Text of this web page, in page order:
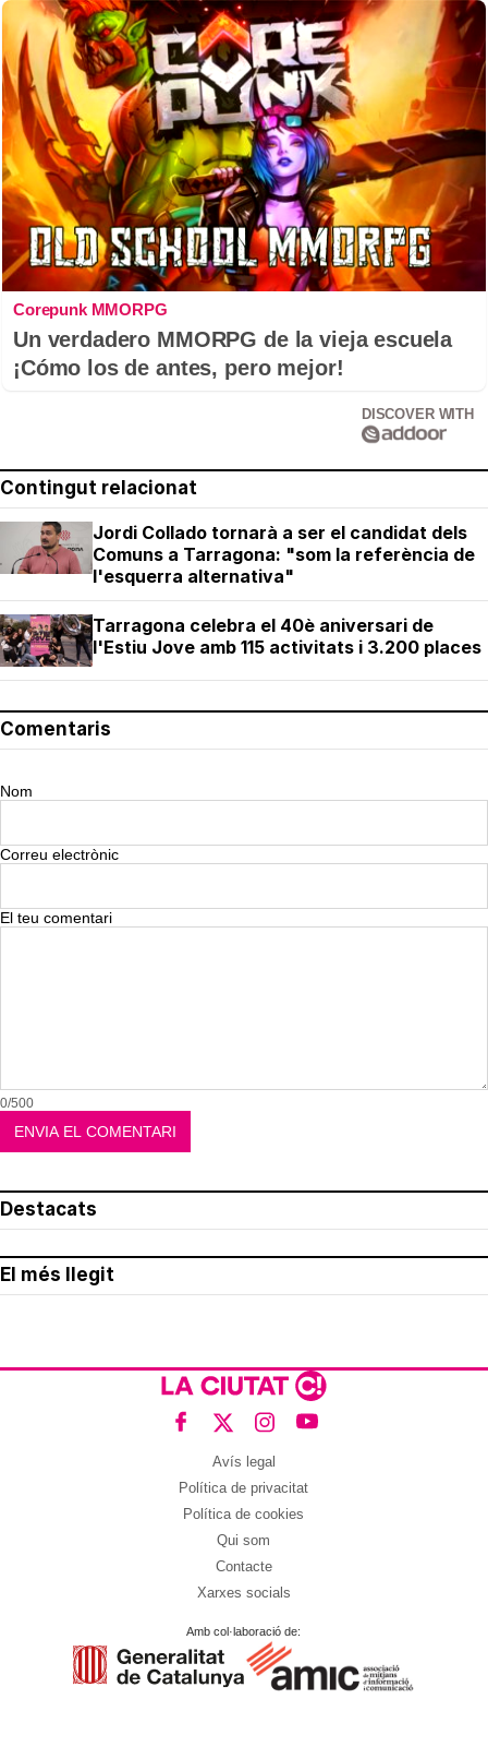
Corepunk MMORPG
Un verdadero MMORPG de la vieja escuela
¡Cómo los de antes, pero mejor!
DISCOVER WITH
Contingut relacionat
Jordi Collado tornarà a ser el candidat dels
Comuns a Tarragona: "som la referència de
l'esquerra alternativa"
Tarragona celebra el 40è aniversari de
l'Estiu Jove amb 115 activitats i 3.200 places
Comentaris
Nom
Correu electrònic
El teu comentari
0/500
Destacats
El més llegit
Avís legal
Política de privacitat
Política de cookies
Qui som
Contacte
Xarxes socials
Amb col·laboració de: